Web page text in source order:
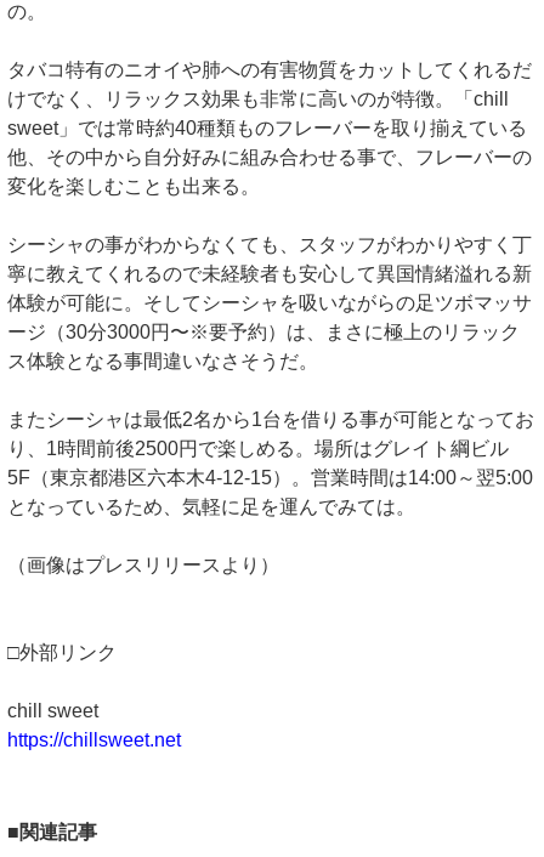
の。
タバコ特有のニオイや肺への有害物質をカットしてくれるだ
けでなく、リラックス効果も非常に高いのが特徴。「chill
sweet」では常時約40種類ものフレーバーを取り揃えている
他、その中から自分好みに組み合わせる事で、フレーバーの
変化を楽しむことも出来る。
シーシャの事がわからなくても、スタッフがわかりやすく丁
寧に教えてくれるので未経験者も安心して異国情緒溢れる新
体験が可能に。そしてシーシャを吸いながらの足ツボマッサ
ージ（30分3000円〜※要予約）は、まさに極上のリラック
ス体験となる事間違いなさそうだ。
またシーシャは最低2名から1台を借りる事が可能となってお
り、1時間前後2500円で楽しめる。場所はグレイト綱ビル
5F（東京都港区六本木4-12-15）。営業時間は14:00～翌5:00
となっているため、気軽に足を運んでみては。
（画像はプレスリリースより）
□外部リンク
chill sweet
https://chillsweet.net
■関連記事